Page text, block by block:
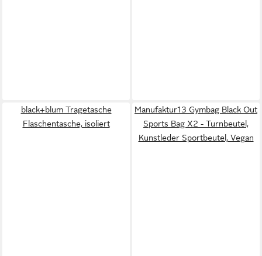
black+blum Tragetasche
Flaschentasche, isoliert
Manufaktur13 Gymbag Black Out
Sports Bag X2 - Turnbeutel,
Kunstleder Sportbeutel, Vegan